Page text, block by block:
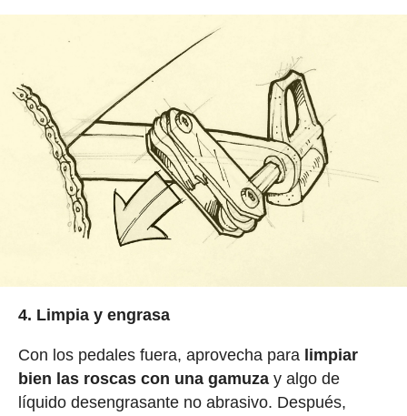
4. Limpia y engrasa
Con los pedales fuera, aprovecha paralimpiar
bien las roscas con una gamuzay algo de
líquido desengrasante no abrasivo. Después,